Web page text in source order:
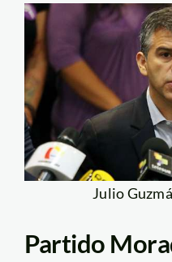
Julio
Partido